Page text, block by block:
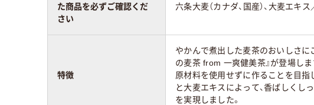
た商品を必ずご確認くだ
さい
六条大麦（カナダ、国産）、大麦エキ
特徴
やかんで煮出した麦茶のおいしさに
の麦茶 from 一爽健美茶』が登場し
原材料を使用せずに作ることを目指
と大麦エキスによって、香ばしくし
を実現しました。